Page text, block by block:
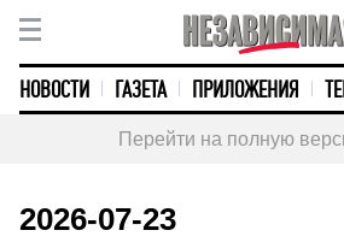
НОВОСТИ ГАЗЕТА ПРИЛОЖЕНИЯ
Перейти на полную
2026-07-23